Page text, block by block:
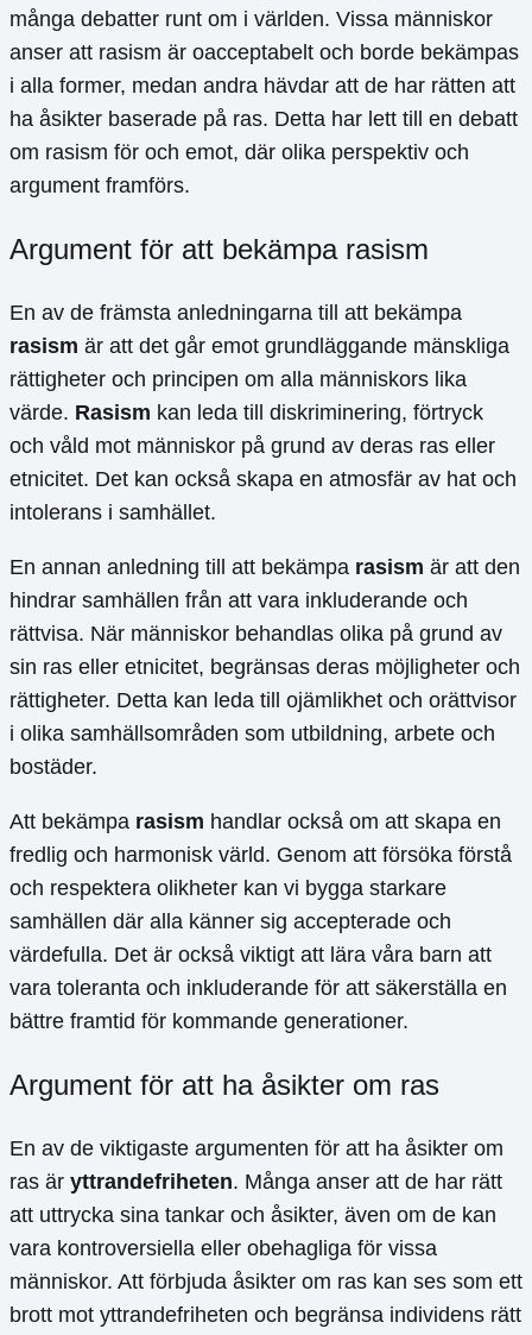
många debatter runt om i världen. Vissa människor
anser att rasism är oacceptabelt och borde bekämpas
i alla former, medan andra hävdar att de har rätten att
ha åsikter baserade på ras. Detta har lett till en debatt
om rasism för och emot, där olika perspektiv och
argument framförs.
Argument för att bekämpa rasism
En av de främsta anledningarna till att bekämpa
rasism är att det går emot grundläggande mänskliga
rättigheter och principen om alla människors lika
värde. Rasism kan leda till diskriminering, förtryck
och våld mot människor på grund av deras ras eller
etnicitet. Det kan också skapa en atmosfär av hat och
intolerans i samhället.
En annan anledning till att bekämpa rasism är att den
hindrar samhällen från att vara inkluderande och
rättvisa. När människor behandlas olika på grund av
sin ras eller etnicitet, begränsas deras möjligheter och
rättigheter. Detta kan leda till ojämlikhet och orättvisor
i olika samhällsområden som utbildning, arbete och
bostäder.
Att bekämpa rasism handlar också om att skapa en
fredlig och harmonisk värld. Genom att försöka förstå
och respektera olikheter kan vi bygga starkare
samhällen där alla känner sig accepterade och
värdefulla. Det är också viktigt att lära våra barn att
vara toleranta och inkluderande för att säkerställa en
bättre framtid för kommande generationer.
Argument för att ha åsikter om ras
En av de viktigaste argumenten för att ha åsikter om
ras är yttrandefriheten. Många anser att de har rätt
att uttrycka sina tankar och åsikter, även om de kan
vara kontroversiella eller obehagliga för vissa
människor. Att förbjuda åsikter om ras kan ses som ett
brott mot yttrandefriheten och begränsa individens rätt